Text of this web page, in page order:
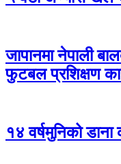
जापानमा नेपाली
फुटबल प्रशिक्षण
१४ वर्षमुनिको